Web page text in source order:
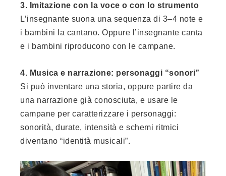
3. Imitazione con la voce o con lo strumento
L’insegnante suona una sequenza di 3–4 note e
i bambini la cantano. Oppure l’insegnante canta
e i bambini riproducono con le campane.
4. Musica e narrazione: personaggi “sonori”
Si può inventare una storia, oppure partire da
una narrazione già conosciuta, e usare le
campane per caratterizzare i personaggi:
sonorità, durate, intensità e schemi ritmici
diventano “identità musicali”.